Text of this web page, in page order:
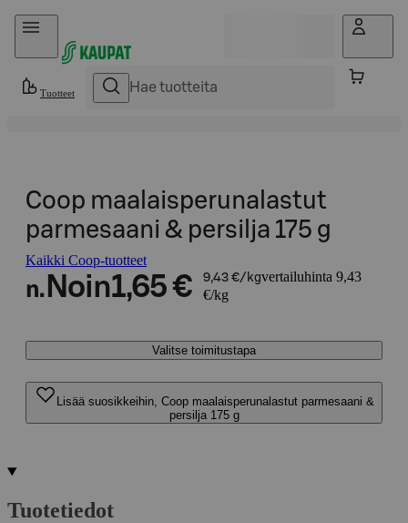
Hyppää sisältöön
Tuotteet
Coop maalaisperunalastut
parmesaani & persilja 175 g
Kaikki Coop-tuotteet
n. Noin1,65 € 9,43 €/kgvertailuhinta 9,43
€/kg
Valitse toimitustapa
Lisää suosikkeihin, Coop maalaisperunalastut parmesaani &
persilja 175 g
Tuotetiedot